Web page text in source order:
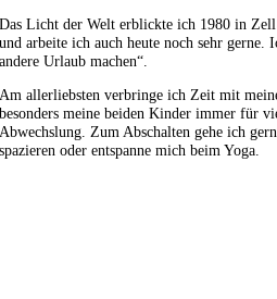
Das Licht der Welt erblickte ich 1980 in
und arbeite ich auch heute noch sehr gerne.
andere Urlaub machen“.
Am allerliebsten verbringe ich Zeit mit
besonders meine beiden Kinder immer für
Abwechslung. Zum Abschalten gehe ich
spazieren oder entspanne mich beim Yoga.